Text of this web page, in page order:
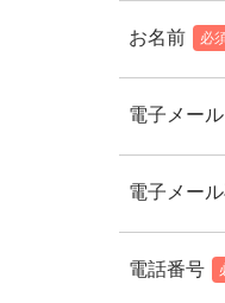
お名前 必
電子メール
電子メー
電話番号